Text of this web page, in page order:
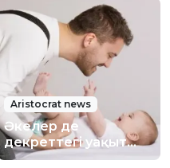
Aristocrat news
Әкелер де
декреттегі уақыт
үшін “стаж” жинай